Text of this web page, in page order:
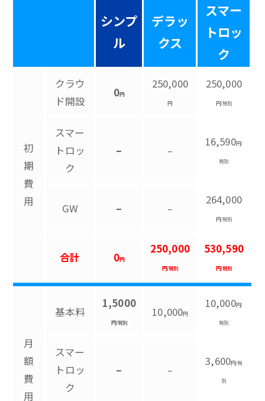
シンプ
ル
デラッ
クス
スマー
トロッ
ク
初
期
費
用
クラウ
ド開設
0円
250,000
円
250,000
円/税別
スマー
トロッ
ク
– –
16,590円/
税別
GW – –
264,000
円/税別
合計 0円
250,000
円/税別
530,590
円/税別
月
額
費
用
基本料
1,5000
円/税別
10,000円
10,000円/
税別
スマー
トロッ
ク
– –
3,600円/税
別